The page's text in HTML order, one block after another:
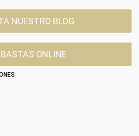
NUESTRO BLOG
ONLINE